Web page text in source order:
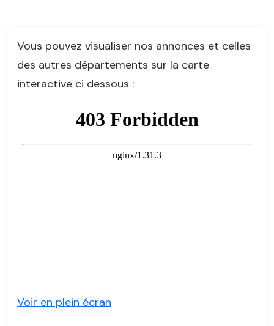
Vous pouvez visualiser nos annonces et celles
des autres départements sur la carte
interactive ci dessous :
Voir en plein écran